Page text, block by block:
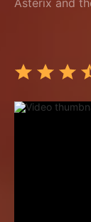
Asterix and